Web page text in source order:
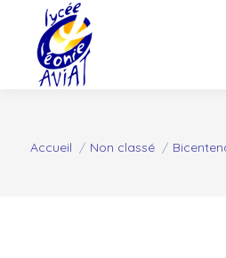
Vous êtes ici :
Accueil Non classé